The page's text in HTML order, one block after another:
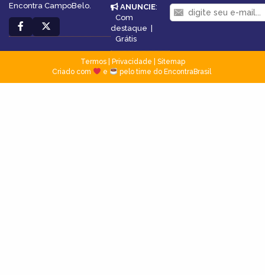
Encontra CampoBelo.
ANUNCIE:
Com
destaque |
Grátis
Termos| Privacidade
Sitemap
Criado com
e pelo time do EncontraBrasil